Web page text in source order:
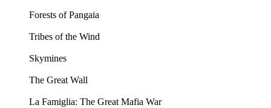
Forests of Pangaia
Tribes of the Wind
Skymines
The Great Wall
La Famiglia: The Great Mafia War